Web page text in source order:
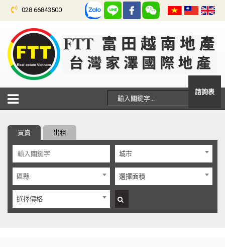
028 66843500
買賣 出租
城市
區縣 選擇面積
選擇價格
諮詢表